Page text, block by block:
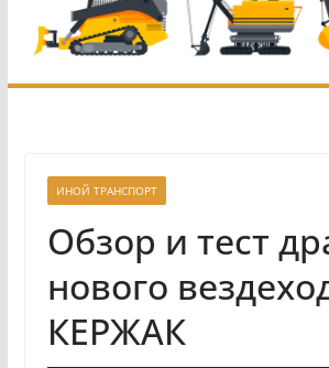
ИНОЙ ТРАНСПОРТ
Обзор и тест
нового
КЕРЖАК